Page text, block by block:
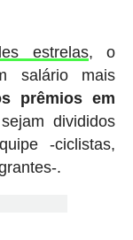
estrelas, o
salário mais
prêmios em
divididos
-ciclistas,
.